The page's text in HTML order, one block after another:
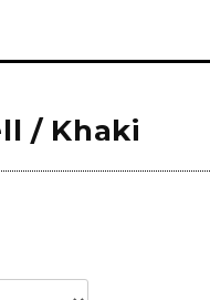
アート&オブジェ
ファッション
/ Khaki